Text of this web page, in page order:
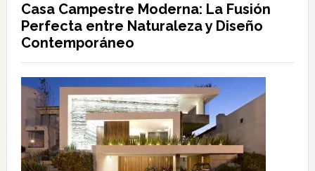
Casa Campestre Moderna: La Fusión
Perfecta entre Naturaleza y Diseño
Contemporáneo